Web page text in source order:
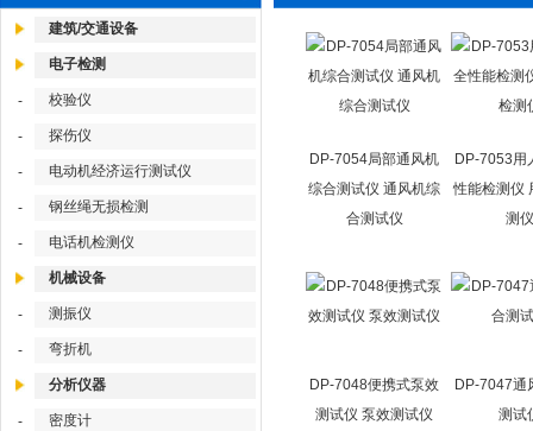
建筑/交通设备
电子检测
- 校验仪
- 探伤仪
- 电动机经济运行测试仪
- 钢丝绳无损检测
- 电话机检测仪
机械设备
- 测振仪
- 弯折机
分析仪器
- 密度计
DP-7054局部通风机
综合测试仪 通风机综
合测试仪
DP-7053用
性能检测仪
测仪
DP-7048便携式泵效
测试仪 泵效测试仪
DP-7047通
测试